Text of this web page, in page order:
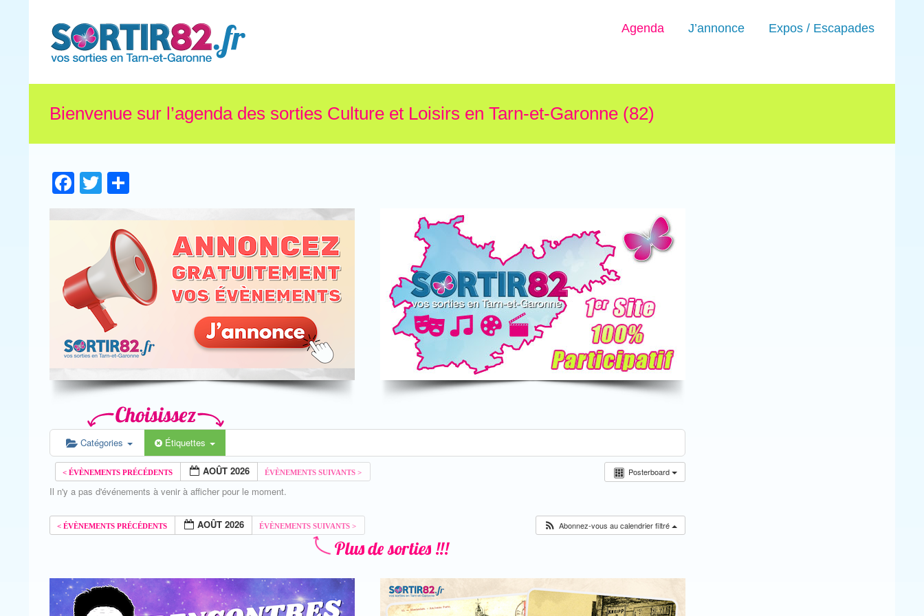
Agenda J’annonce Expos / Escapades
Bienvenue sur l’agenda des sorties Culture et Loisirs en Tarn-et-Garonne (82)
Facebook
Twitter
Catégories Étiquettes
Posterboard
AOÛT 2026
Il n'y a pas d'événements à venir à afficher pour le moment.
AOÛT 2026 Abonnez-vous au calendrier filtré